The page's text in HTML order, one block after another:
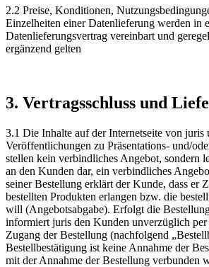
2.2 Preise, Konditionen,
Einzelheiten einer Datenlieferung werden in
Datenlieferungsvertrag vereinbart und
ergänzend gelten
3. Vertragsschluss und
3.1 Die Inhalte auf der Internetseite von juris
Veröffentlichungen zu Präsentations- und/
stellen kein verbindliches Angebot, sondern
an den Kunden dar, ein verbindliches
seiner Bestellung erklärt der Kunde, dass er
bestellten Produkten erlangen bzw. die
will (Angebotsabgabe). Erfolgt die
informiert juris den Kunden unverzüglich
Zugang der Bestellung (nachfolgend
Bestellbestätigung ist keine Annahme der
mit der Annahme der Bestellung verbunden